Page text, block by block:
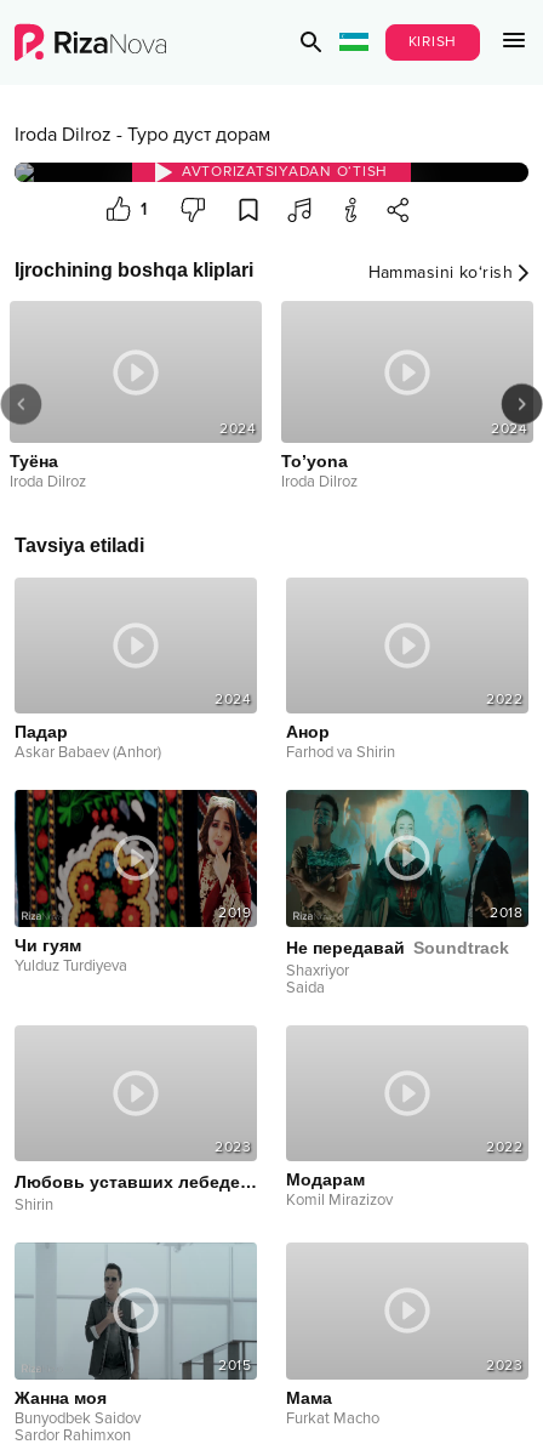
KIRISH
Iroda Dilroz - Туро дуст дорам
AVTORIZATSIYADAN O‘TISH
1
Ijrochining boshqa kliplari Hammasini ko‘rish
2024
Туёна
Iroda Dilroz
2024
To’yona
Iroda Dilroz
Tavsiya etiladi
2024
Падар
Askar Babaev (Anhor)
2022
Анор
Farhod va Shirin
2019
Чи гуям
Yulduz Turdiyeva
2018
Не передавай Soundtrack
Shaxriyor
Saida
2023
Любовь уставших лебедей
Cover
Shirin
2022
Модарам
Komil Mirazizov
2015
Жанна моя
Bunyodbek Saidov
Sardor Rahimxon
2023
Мама
Furkat Macho